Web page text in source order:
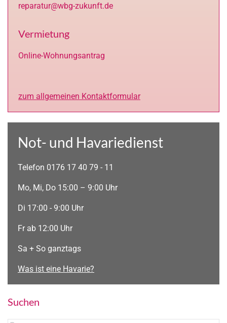
reparatur@wbg-zukunft.de
Vermietung
Online-Wohnungsantrag
zum allgemeinen Kontaktformular
Not- und Havariedienst
Telefon 0176 17 40 79 - 11
Mo, Mi, Do 15:00 – 9:00 Uhr
Di 17:00 - 9:00 Uhr
Fr ab 12:00 Uhr
Sa + So ganztags
Was ist eine Havarie?
Suchen